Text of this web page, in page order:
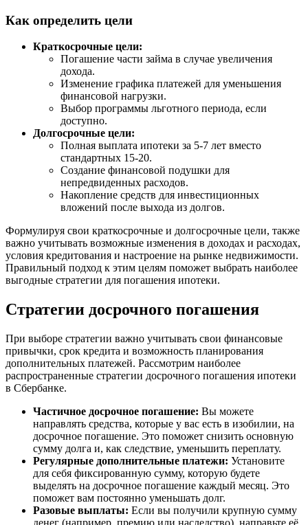
Как определить цели
Краткосрочные цели:
Погашение части займа в случае увеличения
дохода.
Изменение графика платежей для уменьшения
финансовой нагрузки.
Выбор программы льготного периода, если
доступно.
Долгосрочные цели:
Полная выплата ипотеки за 5-7 лет вместо
стандартных 15-20.
Создание финансовой подушки для
непредвиденных расходов.
Накопление средств для инвестиционных
вложений после выхода из долгов.
Формулируя свои краткосрочные и долгосрочные цели, также
важно учитывать возможные изменения в доходах и расходах,
условия кредитования и настроение на рынке недвижимости.
Правильный подход к этим целям поможет выбрать наиболее
выгодные стратегии для погашения ипотеки.
Стратегии досрочного погашения
При выборе стратегии важно учитывать свои финансовые
привычки, срок кредита и возможность планирования
дополнительных платежей. Рассмотрим наиболее
распространенные стратегии досрочного погашения ипотеки
в Сбербанке.
Частичное досрочное погашение: Вы можете
направлять средства, которые у вас есть в изобилии, на
досрочное погашение. Это поможет снизить основную
сумму долга и, как следствие, уменьшить переплату.
Регулярные дополнительные платежи: Установите
для себя фиксированную сумму, которую будете
выделять на досрочное погашение каждый месяц. Это
поможет вам постоянно уменьшать долг.
Разовые выплаты: Если вы получили крупную сумму